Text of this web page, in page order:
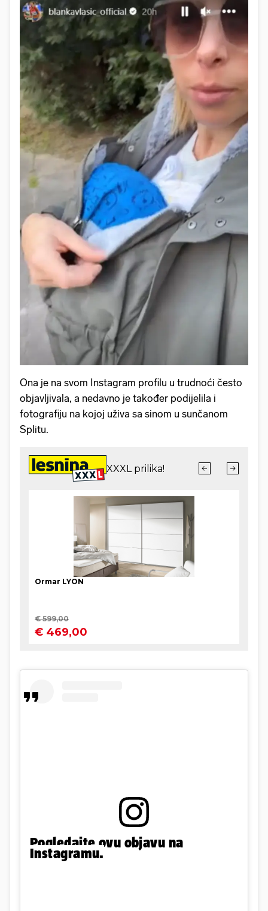
Ona je na svom Instagram profilu u trudnoći često
objavljivala, a nedavno je također podijelila i
fotografiju na kojoj uživa sa sinom u sunčanom
Splitu.
Pogledajte ovu objavu na
Instagramu.